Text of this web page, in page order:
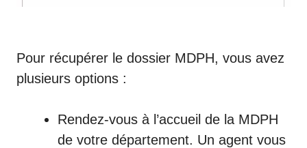
Pour récupérer le dossier MDPH, vous avez
plusieurs options :
Rendez-vous à l’accueil de la MDPH
de votre département. Un agent vous